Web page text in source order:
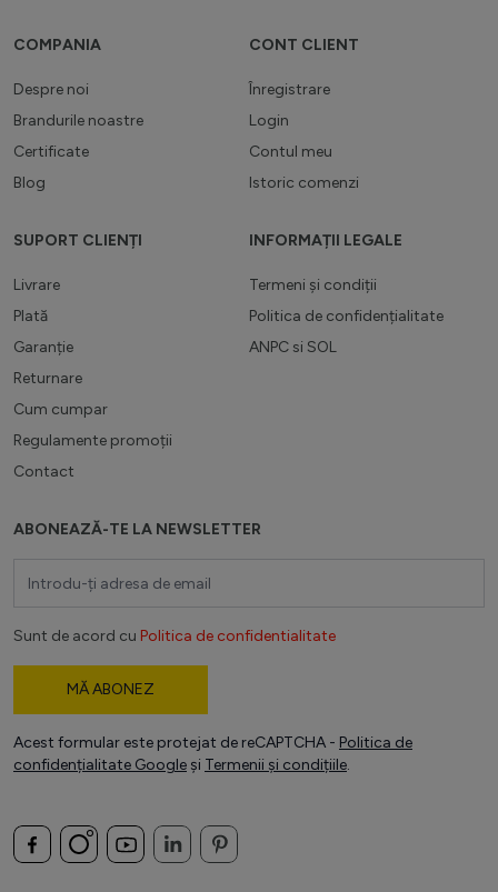
COMPANIA
Despre noi
Brandurile noastre
Certificate
Blog
CONT CLIENT
Înregistrare
Login
Contul meu
Istoric comenzi
SUPORT CLIENȚI
Livrare
Plată
Garanție
Returnare
Cum cumpar
Regulamente promoții
Contact
INFORMAȚII LEGALE
Termeni și condiții
Politica de confidențialitate
ANPC si SOL
ABONEAZĂ-TE LA NEWSLETTER
Sunt de acord cu Politica de confidentialitate
MĂ ABONEZ
Acest formular este protejat de reCAPTCHA - Politica de
confidențialitate Google și Termenii și condițiile.